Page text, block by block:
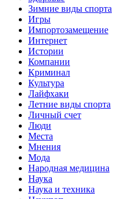
Зимние виды спорта
Игры
Импортозамещение
Интернет
Истории
Компании
Криминал
Культура
Лайфхаки
Летние виды спорта
Личный счет
Люди
Места
Мнения
Мода
Народная медицина
Наука
Наука и техника